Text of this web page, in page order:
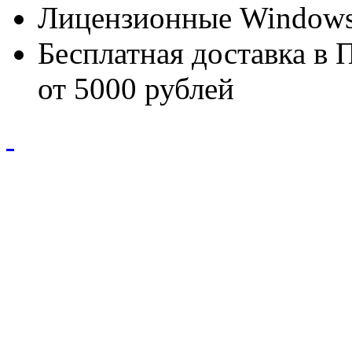
Лицензионные
Бесплатная доставка в
от 5000 рублей